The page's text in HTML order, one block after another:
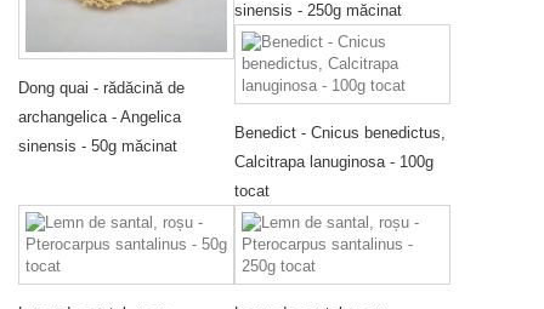
Dong quai - rădăcină de
archangelica - Angelica
sinensis - 50g măcinat
sinensis - 250g măcinat
Benedict - Cnicus benedictus,
Calcitrapa lanuginosa - 100g
tocat